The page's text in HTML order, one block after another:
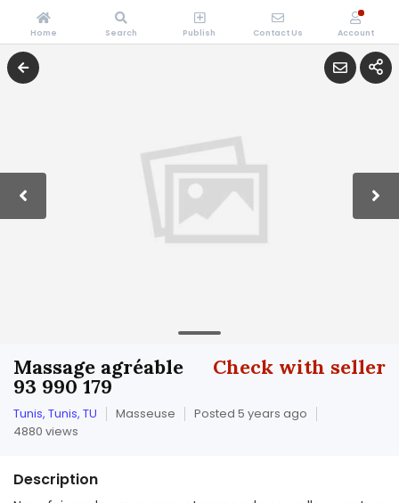
Check with seller
Massage agréable
93 990 179
Tunis, Tunis, TU Masseuse
Posted 5 years ago
4880 views
Description
Home Search Publish Contact Us Account